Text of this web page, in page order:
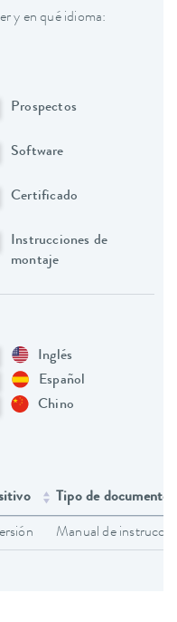
y en qué idioma:
Prospectos
Software
Certificado
Instrucciones de
montaje
Inglés
Español
Chino
Tipo de documento
Manual de